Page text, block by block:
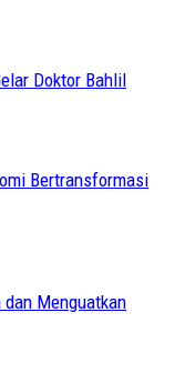
Doktor Bahlil
Bertransformasi
dan Menguatkan